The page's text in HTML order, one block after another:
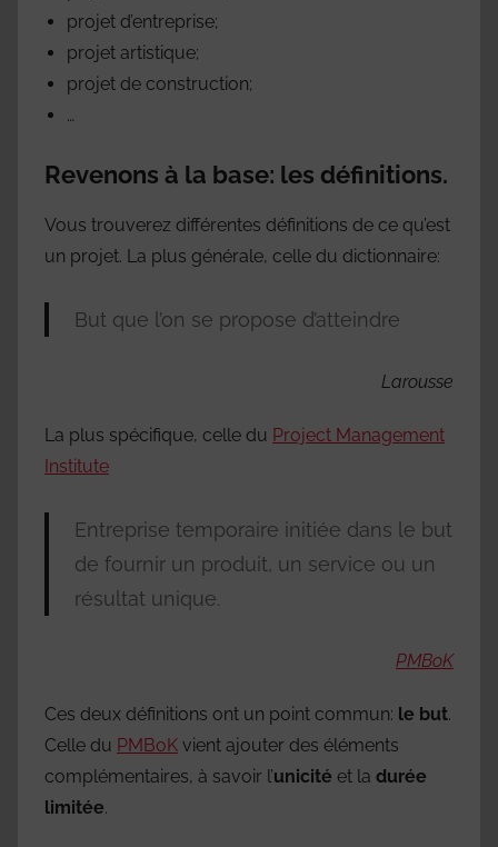
projet d’entreprise;
projet artistique;
projet de construction;
…
Revenons à la base: les définitions.
Vous trouverez différentes définitions de ce qu’est
un projet. La plus générale, celle du dictionnaire:
But que l’on se propose d’atteindre
Larousse
La plus spécifique, celle du Project Management
Institute
Entreprise temporaire initiée dans le but
de fournir un produit, un service ou un
résultat unique.
PMBoK
Ces deux définitions ont un point commun: le but.
Celle du PMBoK vient ajouter des éléments
complémentaires, à savoir l’unicité et la durée
limitée.